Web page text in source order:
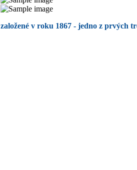
založené v roku 1867 - jedno z prvých